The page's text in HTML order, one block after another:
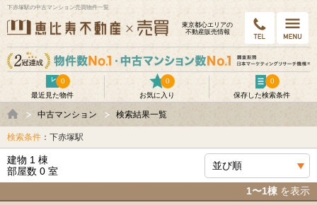
下赤塚駅の中古マンション売買物件一覧
東京都⼼エリアの
不動産販売情報
最近見た物件
0
お気に入り
0
保存した検索条件
0
中古マンション 検索結果一覧
検索条件 ：下赤塚駅
建物 1 棟
部屋数 0 室
1〜1棟 を表示